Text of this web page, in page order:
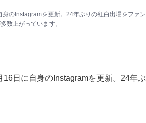
のInstagramを更新。24年ぶりの紅白出場をファ
数上がっています。
日に自身のInstagramを更新。24年